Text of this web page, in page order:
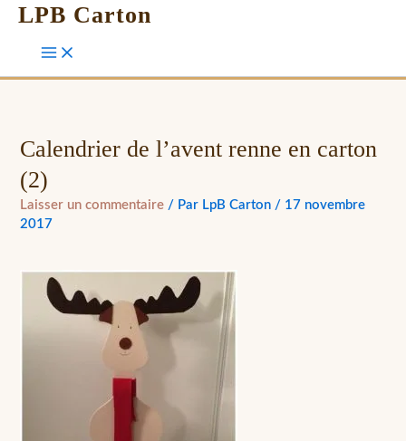
LPB Carton
Calendrier de l’avent renne en carton
(2)
Laisser un commentaire / Par LpB Carton / 17 novembre
2017